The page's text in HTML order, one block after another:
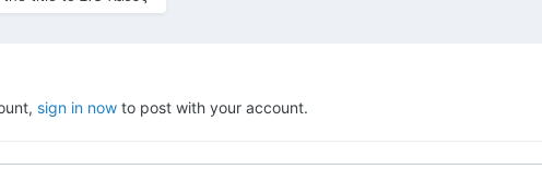
sign in now to post with your account.